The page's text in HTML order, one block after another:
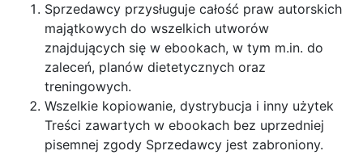
Sprzedawcy przysługuje całość praw autorskich
majątkowych do wszelkich utworów
znajdujących się w ebookach, w tym m.in. do
zaleceń, planów dietetycznych oraz
treningowych.
Wszelkie kopiowanie, dystrybucja i inny użytek
Treści zawartych w ebookach bez uprzedniej
pisemnej zgody Sprzedawcy jest zabroniony.